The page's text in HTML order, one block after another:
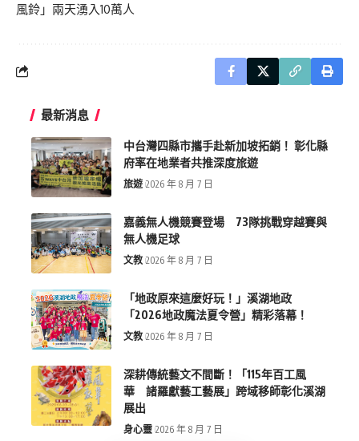
風鈴」兩天湧入10萬人
最新消息
中台灣四縣市攜手赴新加坡拓銷！ 彰化縣
府率在地業者共推深度旅遊
旅遊 2026 年 8 月 7 日
嘉義無人機競賽登場 73隊挑戰穿越賽與
無人機足球
文教 2026 年 8 月 7 日
「地政原來這麼好玩！」溪湖地政
「2026地政魔法夏令營」精彩落幕！
文教 2026 年 8 月 7 日
深耕傳統藝文不間斷！「115年百工風
華 諸羅獻藝工藝展」跨域移師彰化溪湖
展出
身心靈 2026 年 8 月 7 日